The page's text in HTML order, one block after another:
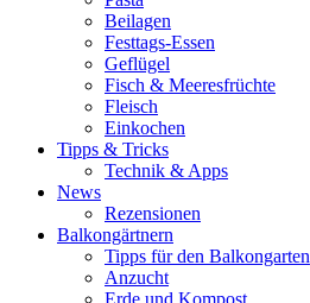
Beilagen
Festtags-Essen
Geflügel
Fisch & Meeresfrüchte
Fleisch
Einkochen
Tipps & Tricks
Technik & Apps
News
Rezensionen
Balkongärtnern
Tipps für den Balkongarten
Anzucht
Erde und Kompost